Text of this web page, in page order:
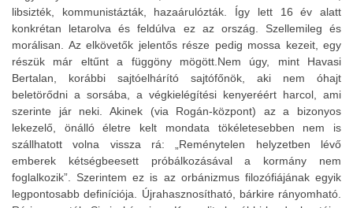
libsizték, kommunistázták, hazaárulózták. Így lett 16 év alatt
konkrétan letarolva és feldúlva ez az ország. Szellemileg és
morálisan. Az elkövetők jelentős része pedig mossa kezeit, egy
részük már eltűnt a függöny mögött.Nem úgy, mint Havasi
Bertalan, korábbi sajtóelhárító sajtófőnök, aki nem óhajt
beletörődni a sorsába, a végkielégítési kenyeréért harcol, ami
szerinte jár neki. Akinek (via Rogán-központ) az a bizonyos
lekezelő, önálló életre kelt mondata tökéletesebben nem is
szállhatott volna vissza rá: „Reménytelen helyzetben lévő
emberek kétségbeesett próbálkozásával a kormány nem
foglalkozik”. Szerintem ez is az orbánizmus filozófiájának egyik
legpontosabb definíciója. Újrahasznosítható, bárkire rányomható.